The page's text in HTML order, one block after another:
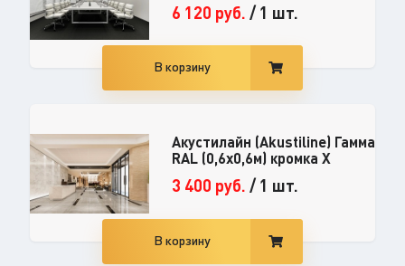
6 120 руб. /1 шт.
В корзину
Акустилайн (Akustiline) Гамма
RAL (0,6x0,6м) кромка X
3 400 руб. /1 шт.
В корзину